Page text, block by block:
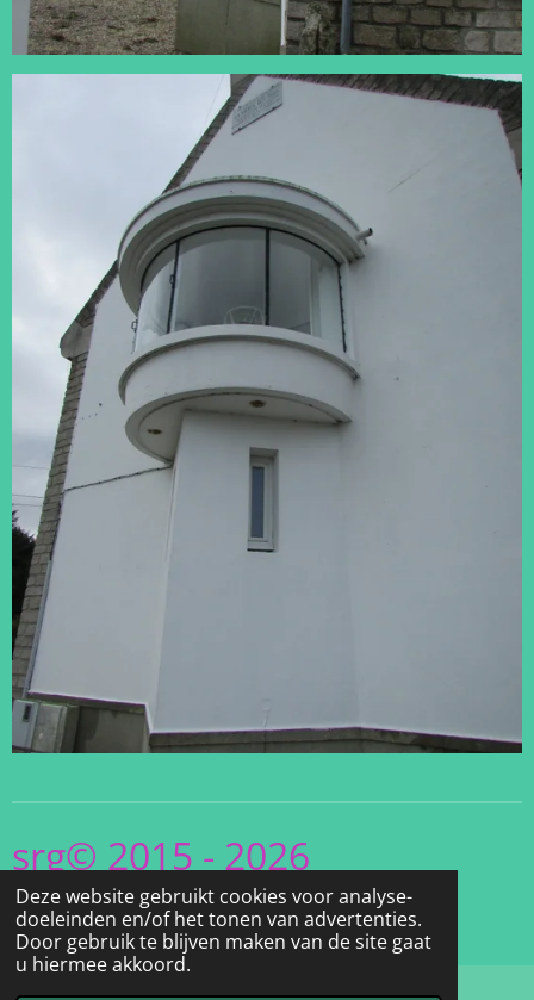
Deze website gebruikt cookies voor analyse-
doeleinden en/of het tonen van advertenties.
Door gebruik te blijven maken van de site gaat
u hiermee akkoord.
srg© 2015 - 2026
www.Christel's.Vuurtorensite.be